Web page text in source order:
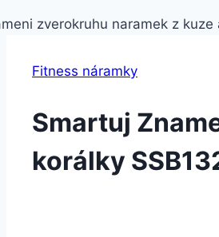
Fitness náramky
Smartuj
korálky